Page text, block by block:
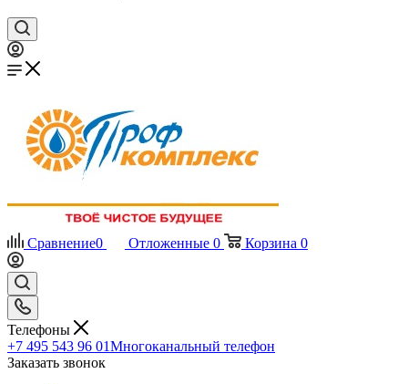
Сравнение0 Отложенные 0 Корзина 0
Телефоны
+7 495 543 96 01Многоканальный телефон
Заказать звонок